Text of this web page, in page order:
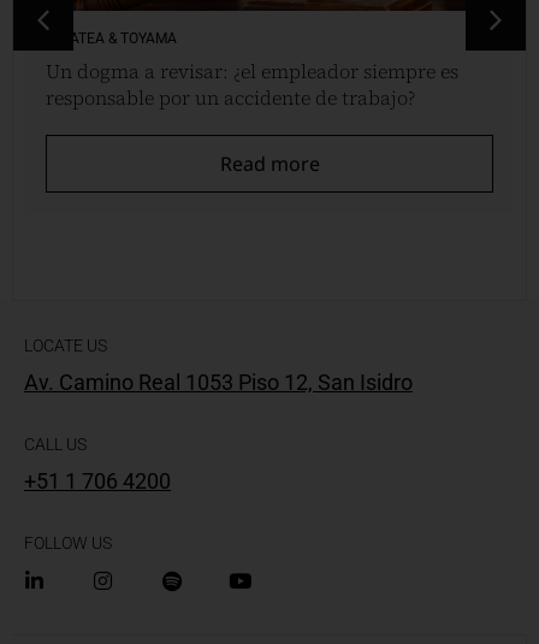
VINATEA & TOYAMA
Un dogma a revisar: ¿el empleador siempre es
responsable por un accidente de trabajo?
Read more
LOCATE US
Av. Camino Real 1053 Piso 12, San Isidro
CALL US
+51 1 706 4200
FOLLOW US